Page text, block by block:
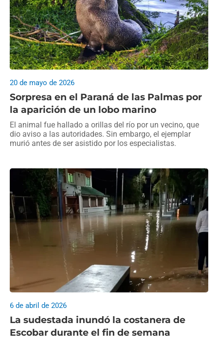
Sorpresa en el Paraná de las Palmas por
la aparición de un lobo marino
20 de mayo de 2026
El animal fue hallado a orillas del río por un vecino, que
dio aviso a las autoridades. Sin embargo, el ejemplar
murió antes de ser asistido por los especialistas.
La sudestada inundó la costanera de
Escobar durante el fin de semana
6 de abril de 2026